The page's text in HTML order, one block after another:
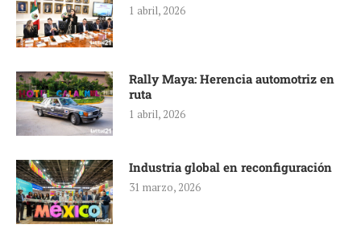
1 abril, 2026
Rally Maya: Herencia automotriz en
ruta
1 abril, 2026
Industria global en reconfiguración
31 marzo, 2026